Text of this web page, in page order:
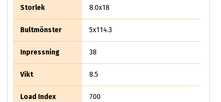
Storlek 8.0x18
Bultmönster 5x114.3
Inpressning 38
Vikt 8.5
Load Index 700